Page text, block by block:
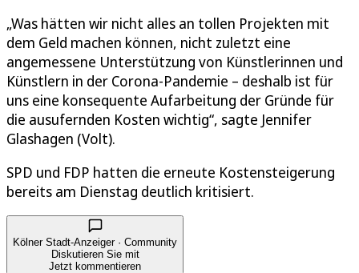
„Was hätten wir nicht alles an tollen Projekten mit
dem Geld machen können, nicht zuletzt eine
angemessene Unterstützung von Künstlerinnen und
Künstlern in der Corona-Pandemie – deshalb ist für
uns eine konsequente Aufarbeitung der Gründe für
die ausufernden Kosten wichtig“, sagte Jennifer
Glashagen (Volt).
SPD und FDP hatten die erneute Kostensteigerung
bereits am Dienstag deutlich kritisiert.
Kölner Stadt-Anzeiger · Community
Diskutieren Sie mit
Jetzt kommentieren